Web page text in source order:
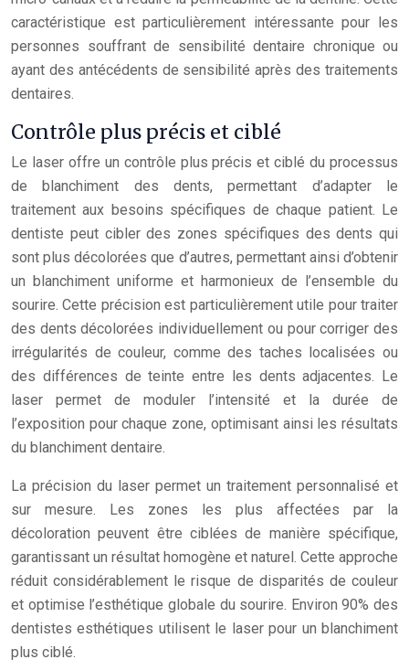
caractéristique est particulièrement intéressante pour les
personnes souffrant de sensibilité dentaire chronique ou
ayant des antécédents de sensibilité après des traitements
dentaires.
Contrôle plus précis et ciblé
Le laser offre un contrôle plus précis et ciblé du processus
de blanchiment des dents, permettant d’adapter le
traitement aux besoins spécifiques de chaque patient. Le
dentiste peut cibler des zones spécifiques des dents qui
sont plus décolorées que d’autres, permettant ainsi d’obtenir
un blanchiment uniforme et harmonieux de l’ensemble du
sourire. Cette précision est particulièrement utile pour traiter
des dents décolorées individuellement ou pour corriger des
irrégularités de couleur, comme des taches localisées ou
des différences de teinte entre les dents adjacentes. Le
laser permet de moduler l’intensité et la durée de
l’exposition pour chaque zone, optimisant ainsi les résultats
du blanchiment dentaire.
La précision du laser permet un traitement personnalisé et
sur mesure. Les zones les plus affectées par la
décoloration peuvent être ciblées de manière spécifique,
garantissant un résultat homogène et naturel. Cette approche
réduit considérablement le risque de disparités de couleur
et optimise l’esthétique globale du sourire. Environ 90% des
dentistes esthétiques utilisent le laser pour un blanchiment
plus ciblé.